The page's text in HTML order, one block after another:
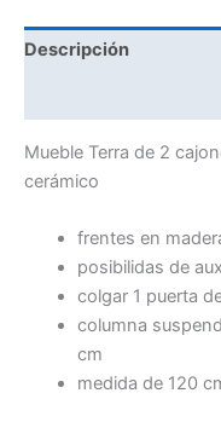
Descripción
Mueble Terra de 2
cerámico
frentes en
posibilidas de
colgar 1 puerta
columna
cm
medida de 120